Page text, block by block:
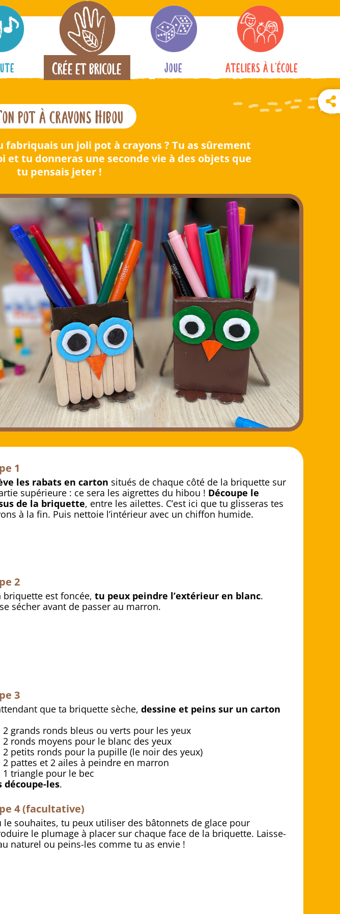
Crée et bricole Joue Ateliers à l’école
pot à crayons Hibou
un joli pot à crayons ? Tu as sûrement
et tu donneras une seconde vie à des objets que
tu pensais jeter !
1
les rabats en carton situés de chaque côté de la briquette sur
supérieure : ce sera les aigrettes du hibou ! Découpe le
de la briquette, entre les ailettes. C’est ici que tu glisseras tes
à la fin. Puis nettoie l’intérieur avec un chiffon humide.
2
briquette est foncée, tu peux peindre l’extérieur en blanc.
sécher avant de passer au marron.
3
que ta briquette sèche, dessine et peins sur un carton
2 grands ronds bleus ou verts pour les yeux
2 ronds moyens pour le blanc des yeux
2 petits ronds pour la pupille (le noir des yeux)
2 pattes et 2 ailes à peindre en marron
1 triangle pour le bec
découpe-les.
4 (facultative)
le souhaites, tu peux utiliser des bâtonnets de glace pour
le plumage à placer sur chaque face de la briquette. Laisse-
naturel ou peins-les comme tu as envie !